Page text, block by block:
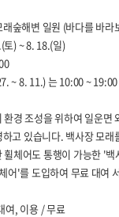
숲해변 일원 (바다를 바라
) ~ 8. 18.(일)
~ 8. 11.) 는 10:00 ~
경 조성을 위하여 일운면
고 있습니다. 백사장 모래
휠체어도 통행이 가능한 '
어'를 도입하여 무료 대여
여, 이용 / 무료